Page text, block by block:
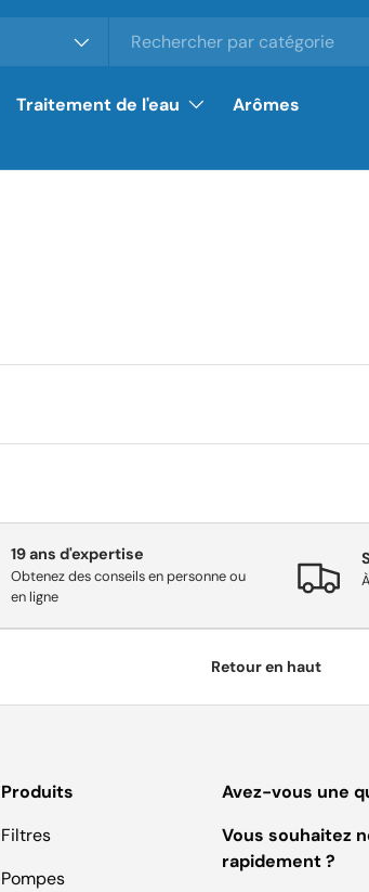
Traitement de l'eau
Arômes
19 ans d'expertise
Obtenez des conseils en personne ou
en ligne
Retour en haut
Produits
Filtres
Pompes
Avez-vous une
Vous souhaitez
rapidement ?